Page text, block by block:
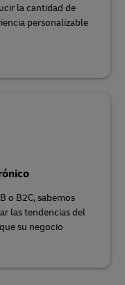
la cantidad de
personalizable
o B2C, sabemos
las tendencias del
su negocio